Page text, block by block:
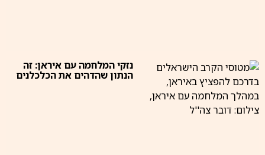
נזקי המלחמה עם איראן: זה
הנתון שהדהים את הכלכלנים